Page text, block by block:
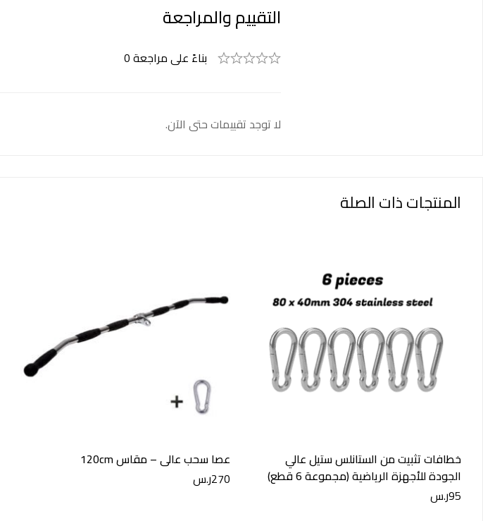
التقييم والمراجعة
بناءً على مراجعة 0
لا توجد تقييمات حتى الآن.
المنتجات ذات الصلة
خطافات تثبيت من الستانلس ستيل عالي
الجودة للأجهزة الرياضية (مجموعة 6 قطع)
95ر.س
عصا سحب عالي – مقاس 120cm
270ر.س